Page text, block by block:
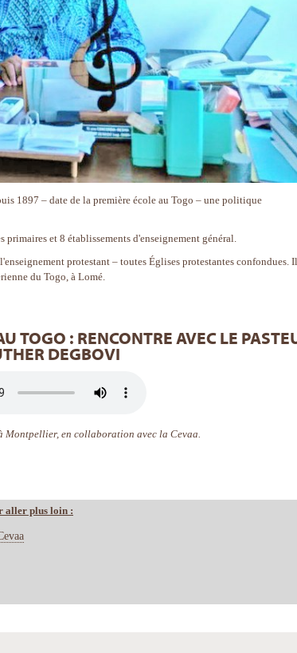
1897 – date de la première école au Togo – une politique
et 8 établissements d'enseignement général.
protestant – toutes Églises protestantes confondues. Il
du Togo, à Lomé.
TOGO : RENCONTRE AVEC LE
DEGBOVI
Montpellier, en collaboration avec la Cevaa.
aller plus loin :